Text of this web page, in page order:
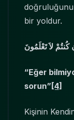
doğruluğunu
bir yoldur.
كُنتُمْ لاَ تَعْلَمُونَ
“Eğer
sorun” [4]
Kişinin